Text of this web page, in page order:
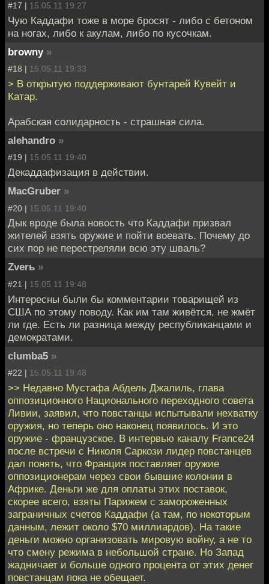
#17 | 15.05.11 19:27
Чую Каддафи тоже в море бросят - либо с бетоном
на ногах, либо к акулам, либо по кусочкам.
browny »
#18 | 15.05.11 19:33
> В открытую поддерживают бунтарей Кувейт и
Катар.
Арабская солидарность - страшная сила.
alehandro »
#19 | 15.05.11 19:40
Декаддафизация в действии.
MacGruber »
#20 | 15.05.11 19:40
Дык вроде была новость что Каддафи призвал
жителей взять оружие и пойти воевать. Почему до
сих пор не перестреляли всю эту шваль?
Zverь »
#21 | 15.05.11 19:48
Интересны были бы комментарии товарищей из
США по этому поводу. Как им там живётся, не жмёт
ли где. Есть ли разница между республиканцами и
демократами.
clumba5 »
#22 | 15.05.11 19:48
>> Недавно Мустафа Абдель Джалиль, глава
оппозиционного Национального переходного совета
Ливии, заявил, что повстанцы испытывали нехватку
оружия, но теперь оно наконец появилось. И это
оружие - французское. В интервью каналу France24
после встречи с Николя Саркози лидер повстанцев
дал понять, что Франция поставляет оружие
оппозиционерам через свои бывшие колонии в
Африке. Деньги же для оплаты этих поставок,
скорее всего, взяты Парижем с замороженных
заграничных счетов Каддафи (а там, по некоторым
данным, лежит около $70 миллиардов). На такие
деньги можно организовать мировую войну, а не то
что смену режима в небольшой стране. Но Запад
жадничает и больше одного процента от этих денег
повстанцам пока не обещает.